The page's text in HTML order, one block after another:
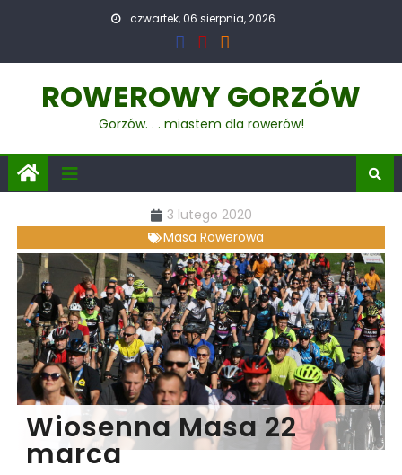
czwartek, 06 sierpnia, 2026
ROWEROWY GORZÓW
Gorzów. . . miastem dla rowerów!
3 lutego 2020
Masa Rowerowa
Wiosenna Masa 22
marca